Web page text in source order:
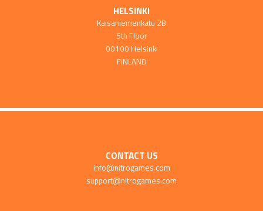
HELSINKI
Kaisaniemenkatu 2B
5th Floor
00100 Helsinki
FINLAND
CONTACT US
info@nitrogames.com
support@nitrogames.com